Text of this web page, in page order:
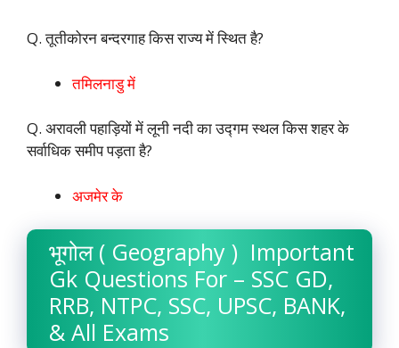
Q. तूतीकोरन बन्दरगाह किस राज्य में स्थित है?
तमिलनाडु में
Q. अरावली पहाड़ियों में लूनी नदी का उद्गम स्थल किस शहर के
सर्वाधिक समीप पड़ता है?
अजमेर के
भूगोल ( Geography ) Important
Gk Questions For – SSC GD,
RRB, NTPC, SSC, UPSC, BANK,
& All Exams